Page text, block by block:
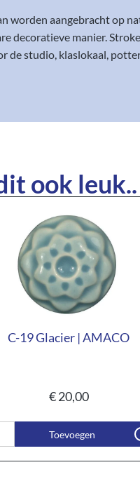
aangebracht op
decoratieve manier.
studio, klaslokaal,
ook leuk..
C-19 Glacier | AMACO
€20,00
Toevoegen